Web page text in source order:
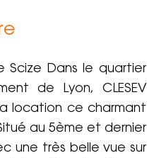
Scize Dans le quartier
de Lyon, CLESEV
location ce charmant
au 5ème et dernier
une très belle vue sur